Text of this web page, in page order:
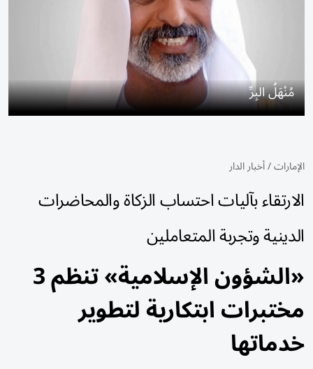
مُنْهَلُ البِرِّ
الإمارات/أخبار الدار
الارتقاء بآليات احتساب الزكاة والمحاضرات
الدينية وتجربة المتعاملين
«الشؤون الإسلامية» تنظم 3
مختبرات ابتكارية لتطوير
خدماتها